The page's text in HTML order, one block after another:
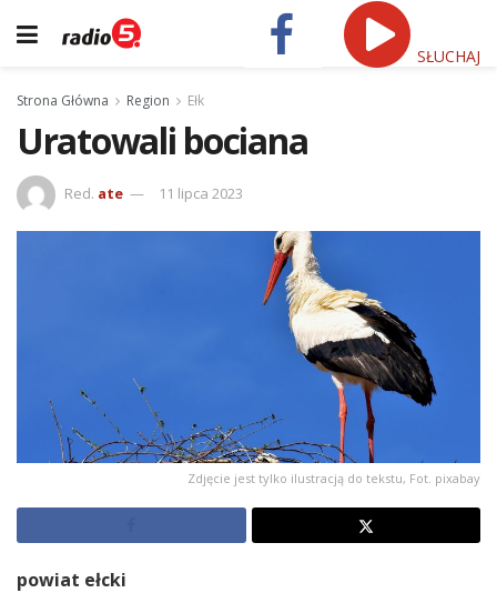
SŁUCHAJ
Strona Główna Region Ełk
Uratowali bociana
Red. ate 11 lipca 2023
Zdjęcie jest tylko ilustracją do tekstu, Fot. pixabay
powiat ełcki